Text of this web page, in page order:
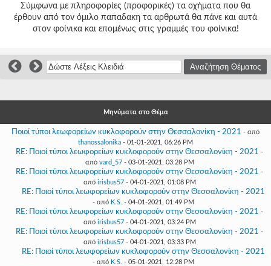
-
-
Σύνδεση
Εγγραφή
Σύμφωνα με πληροφορίες (προφορικές) τα οχήματα που θα
έρθουν από τον όμιλο παπαδακη τα αρθρωτά θα πάνε και αυτά
στον φοίνικα και επομένως στις γραμμές του φοίνικα!
Μηνύματα στο Θέμα
Ποιοί τύποι λεωφορείων κυκλοφορούν στην Θεσσαλονίκη - 2021 - από
thanossalonika - 01-01-2021, 06:26 PM
RE: Ποιοί τύποι λεωφορείων κυκλοφορούν στην Θεσσαλονίκη - 2021 -
από vard_57- 03-01-2021, 03:28 PM
RE: Ποιοί τύποι λεωφορείων κυκλοφορούν στην Θεσσαλονίκη - 2021 -
από irisbus57- 04-01-2021, 01:08 PM
RE: Ποιοί τύποι λεωφορείων κυκλοφορούν στην Θεσσαλονίκη - 2021
- από K.S. - 04-01-2021, 01:49 PM
RE: Ποιοί τύποι λεωφορείων κυκλοφορούν στην Θεσσαλονίκη - 2021 -
από irisbus57- 04-01-2021, 03:24 PM
RE: Ποιοί τύποι λεωφορείων κυκλοφορούν στην Θεσσαλονίκη - 2021 -
από irisbus57- 04-01-2021, 03:33 PM
RE: Ποιοί τύποι λεωφορείων κυκλοφορούν στην Θεσσαλονίκη - 2021
- από K.S. - 05-01-2021, 12:28 PM